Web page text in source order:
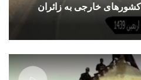
خارجی به زائران